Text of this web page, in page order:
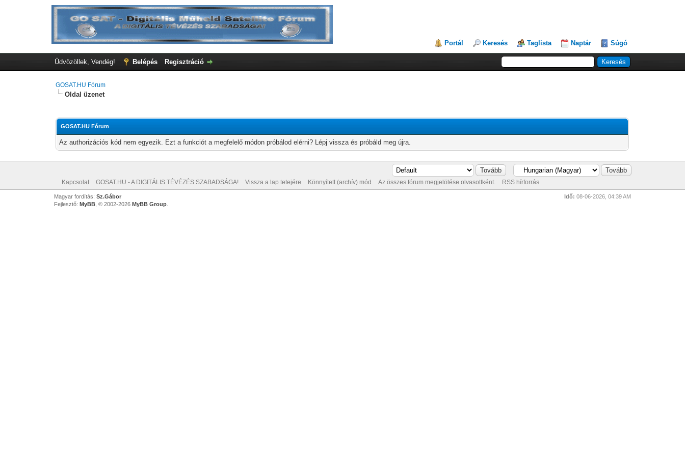
Portál Keresés Taglista Naptár Súgó
Üdvözöllek, Vendég! Belépés Regisztráció
GOSAT.HU Fórum
Oldal üzenet
GOSAT.HU Fórum
Az authorizációs kód nem egyezik. Ezt a funkciót a megfelelő módon próbálod elérni? Lépj vissza és próbáld meg újra.
Kapcsolat GOSAT.HU - A DIGITÁLIS TÉVÉZÉS SZABADSÁGA! Vissza a lap tetejére Könnyített (archív) mód Az összes fórum megjelölése olvasottként. RSS hírforrás
Idő: 08-06-2026, 04:39 AM
Magyar fordítás: Sz.Gábor
Fejlesztő: MyBB, © 2002-2026 MyBB Group.